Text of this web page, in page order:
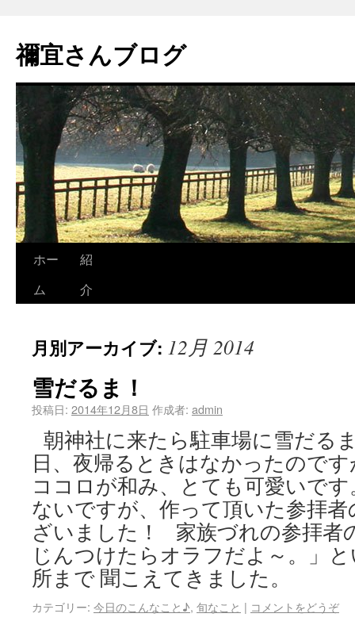
禰宜さんブログ
ホー
ム
紹
介
月別アーカイブ: 12月 2014
雪だるま！
投稿日: 2014年12月8日 作成者: admin
朝神社に来たら駐車場に雪だる
日、夜帰るときはなかったので
ココロが和み、とても可愛いで
ないですが、作って頂いた参拝
ざいました！ 家族づれの参拝者
じんつけたらオラフだよ～。」
所まで 聞こえてきました。
カテゴリー: 今日のこんなこと♪, 旬なこと | コメントをどうぞ